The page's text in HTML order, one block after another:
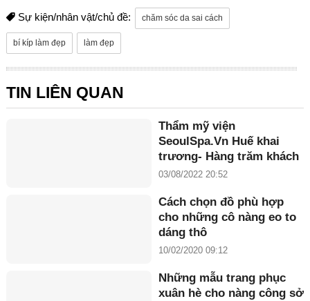
Sự kiện/nhân vật/chủ đề: chăm sóc da sai cách
bí kíp làm đẹp làm đẹp
TIN LIÊN QUAN
Thẩm mỹ viện
SeoulSpa.Vn Huế khai
trương- Hàng trăm khách
hàng có mặt từ rất sớm
03/08/2022 20:52
Cách chọn đồ phù hợp
cho những cô nàng eo to
dáng thô
10/02/2020 09:12
Những mẫu trang phục
xuân hè cho nàng công sở